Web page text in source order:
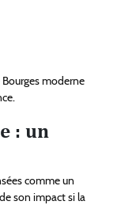
moderne
: un
comme un
son impact si la